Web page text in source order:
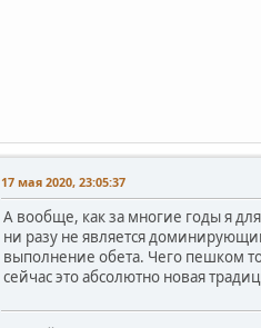
17 мая 2020, 23:05:37
А вообще, как за многие годы я
ни разу не является
выполнение обета. Чего пешком
сейчас это абсолютно новая